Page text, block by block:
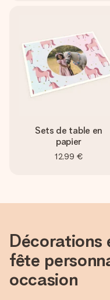
Sets de table en
papier
12,99 €
Décorations
fête
occasion